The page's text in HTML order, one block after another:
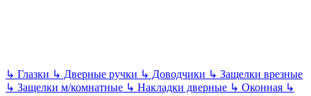
↳ Глазки ↳ Дверные ручки ↳ Доводчики ↳ Защелки врезные
↳ Защелки м/комнатные ↳ Накладки дверные ↳ Оконная ↳